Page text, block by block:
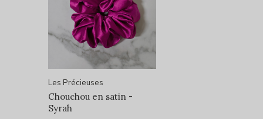
Les Précieuses
Chouchou en satin -
Syrah